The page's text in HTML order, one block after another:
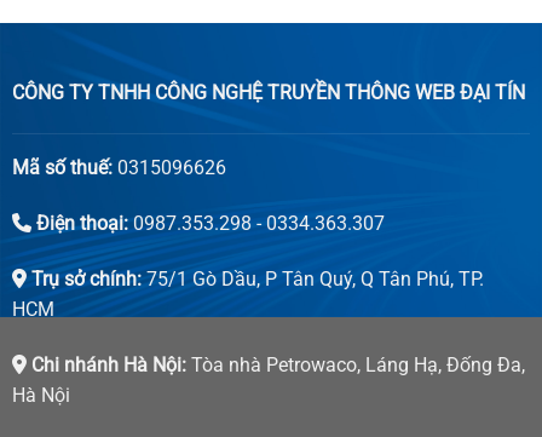
CÔNG TY TNHH CÔNG NGHỆ TRUYỀN THÔNG WEB ĐẠI TÍN
Mã số thuế:0315096626
Điện thoại:0987.353.298 - 0334.363.307
Trụ sở chính:75/1 Gò Dầu, P Tân Quý, Q Tân Phú, TP.
HCM
Chi nhánh Hà Nội:Tòa nhà Petrowaco, Láng Hạ, Đống Đa,
Hà Nội